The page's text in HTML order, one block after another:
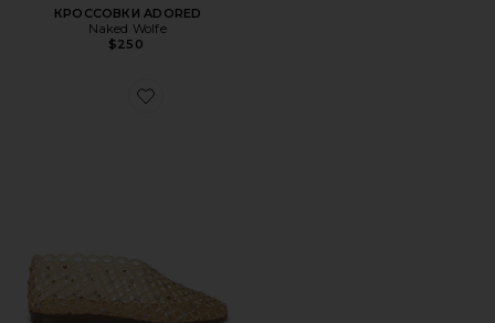
КРОССОВКИ ADORED
Naked Wolfe
$250
Favorite БАЛЕТКИ GROVE